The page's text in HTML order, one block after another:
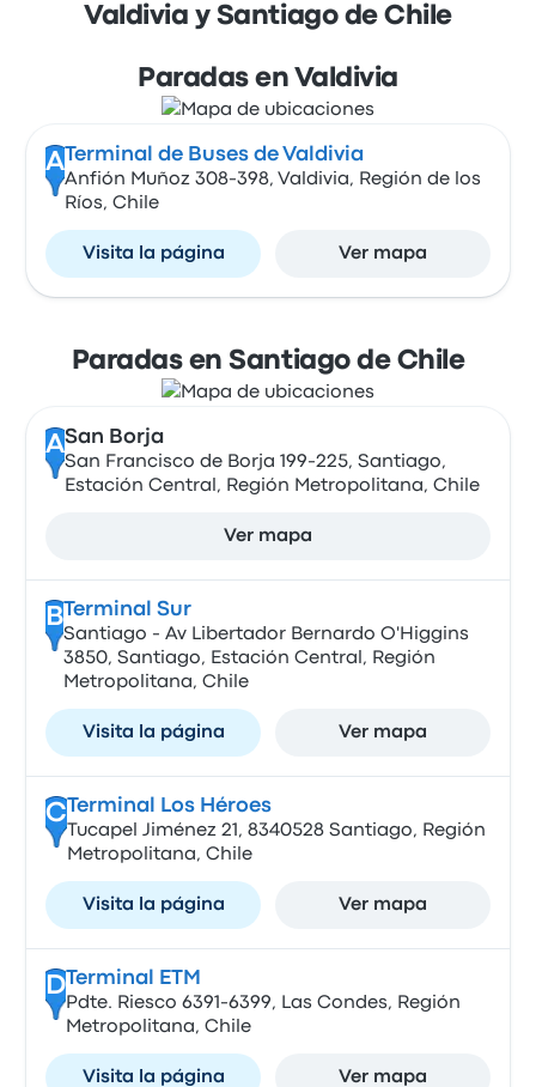
Valdivia y Santiago de Chile
Paradas en Valdivia
A Terminal de Buses de Valdivia
Anfión Muñoz 308-398, Valdivia, Región de los
Ríos, Chile
Visita la página Ver mapa
Paradas en Santiago de Chile
ASan Borja
San Francisco de Borja 199-225, Santiago,
Estación Central, Región Metropolitana, Chile
Ver mapa
B Terminal Sur
Santiago - Av Libertador Bernardo O'Higgins
3850, Santiago, Estación Central, Región
Metropolitana, Chile
Visita la página Ver mapa
CTerminal Los Héroes
Tucapel Jiménez 21, 8340528 Santiago, Región
Metropolitana, Chile
Visita la página Ver mapa
DTerminal ETM
Pdte. Riesco 6391-6399, Las Condes, Región
Metropolitana, Chile
Visita la página Ver mapa